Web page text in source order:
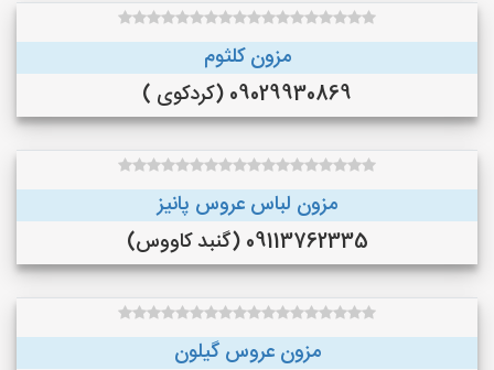
مزون کلثوم
09029930869 (کردکوی )
مزون لباس عروس پانیز
09113762335 (گنبد کاووس)
مزون عروس گیلون